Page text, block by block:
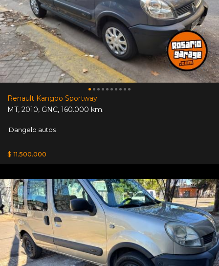
Renault Kangoo Sportway
MT, 2010, GNC, 160.000 km.
Dangelo autos
$ 11.500.000